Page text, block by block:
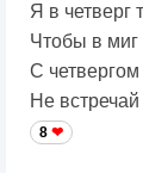
Я в четверг
Чтобы в миг
С
Не
8